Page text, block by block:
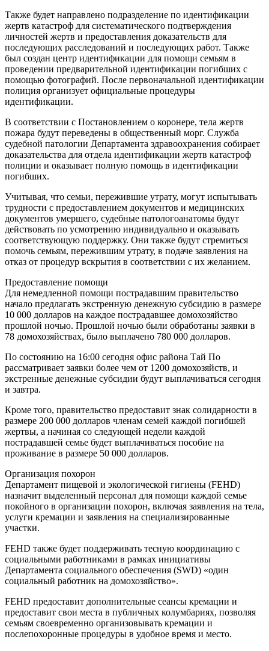
Также будет направлено подразделение по идентификации
жертв катастроф для систематического подтверждения
личностей жертв и предоставления доказательств для
последующих расследований и последующих работ. Также
был создан центр идентификации для помощи семьям в
проведении предварительной идентификации погибших с
помощью фотографий. После первоначальной идентификации
полиция организует официальные процедуры
идентификации.
В соответствии с Постановлением о коронере, тела жертв
пожара будут переведены в общественный морг. Служба
судебной патологии Департамента здравоохранения собирает
доказательства для отдела идентификации жертв катастроф
полиции и оказывает полную помощь в идентификации
погибших.
Учитывая, что семьи, пережившие утрату, могут испытывать
трудности с предоставлением документов и медицинских
документов умершего, судебные патологоанатомы будут
действовать по усмотрению индивидуально и оказывать
соответствующую поддержку. Они также будут стремиться
помочь семьям, пережившим утрату, в подаче заявления на
отказ от процедур вскрытия в соответствии с их желанием.
Предоставление помощи
Для немедленной помощи пострадавшим правительство
начало предлагать экстренную денежную субсидию в размере
10 000 долларов на каждое пострадавшее домохозяйство
прошлой ночью. Прошлой ночью были обработаны заявки в
78 домохозяйствах, было выплачено 780 000 долларов.
По состоянию на 16:00 сегодня офис района Тай По
рассматривает заявки более чем от 1200 домохозяйств, и
экстренные денежные субсидии будут выплачиваться сегодня
и завтра.
Кроме того, правительство предоставит знак солидарности в
размере 200 000 долларов членам семей каждой погибшей
жертвы, а начиная со следующей недели каждой
пострадавшей семье будет выплачиваться пособие на
проживание в размере 50 000 долларов.
Организация похорон
Департамент пищевой и экологической гигиены (FEHD)
назначит выделенный персонал для помощи каждой семье
покойного в организации похорон, включая заявления на тела,
услуги кремации и заявления на специализированные
участки.
FEHD также будет поддерживать тесную координацию с
социальными работниками в рамках инициативы
Департамента социального обеспечения (SWD) «один
социальный работник на домохозяйство».
FEHD предоставит дополнительные сеансы кремации и
предоставит свои места в публичных колумбариях, позволяя
семьям своевременно организовывать кремации и
послепохоронные процедуры в удобное время и место.